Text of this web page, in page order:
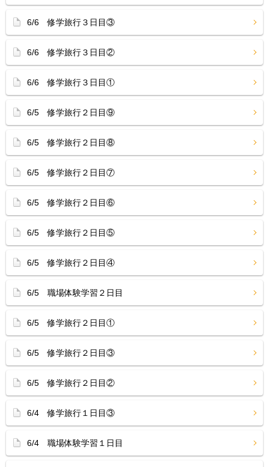
6/6 修学旅行３日目③
6/6 修学旅行３日目②
6/6 修学旅行３日目①
6/5 修学旅行２日目⑨
6/5 修学旅行２日目⑧
6/5 修学旅行２日目⑦
6/5 修学旅行２日目⑥
6/5 修学旅行２日目⑤
6/5 修学旅行２日目④
6/5 職場体験学習２日目
6/5 修学旅行２日目①
6/5 修学旅行２日目③
6/5 修学旅行２日目②
6/4 修学旅行１日目③
6/4 職場体験学習１日目